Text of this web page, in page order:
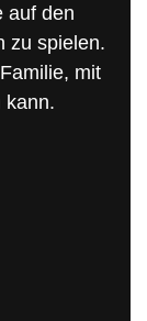
auf den
zu spielen.
mit
kann.